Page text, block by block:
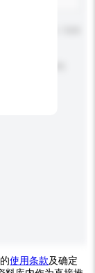
使用条款及确定